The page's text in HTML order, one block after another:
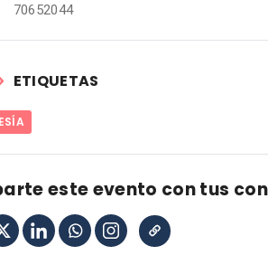
70652044
ETIQUETAS
este evento con tus